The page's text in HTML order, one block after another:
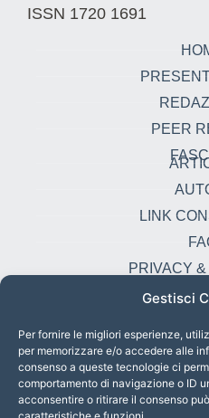
Gestisci
Per fornire le migliori esperienze,
per memorizzare e/o accedere alle
consenso a queste tecnologie ci
comportamento di navigazione o ID
acconsentire o ritirare il consenso
ISSN 1720 1691
PEER
LINK
PRIVACY
+39 06
Largo Angelicum